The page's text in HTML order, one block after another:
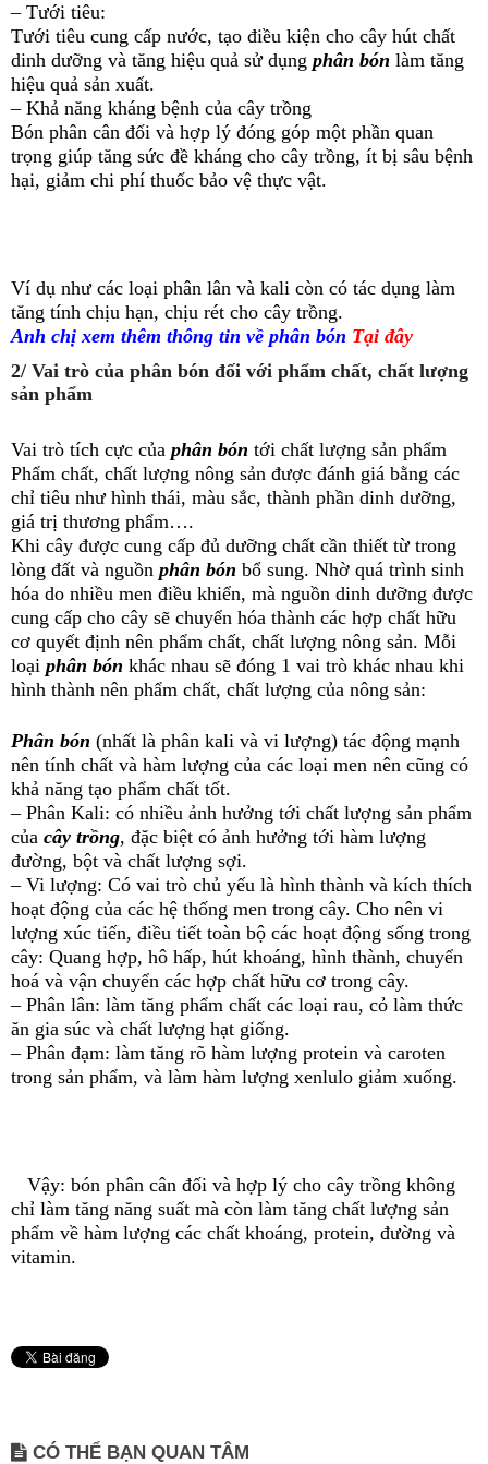
– Tưới tiêu:
Tưới tiêu cung cấp nước, tạo điều kiện cho cây hút chất
dinh dưỡng và tăng hiệu quả sử dụng phân bón làm tăng
hiệu quả sản xuất.
– Khả năng kháng bệnh của cây trồng
Bón phân cân đối và hợp lý đóng góp một phần quan
trọng giúp tăng sức đề kháng cho cây trồng, ít bị sâu bệnh
hại, giảm chi phí thuốc bảo vệ thực vật.
Ví dụ như các loại phân lân và kali còn có tác dụng làm
tăng tính chịu hạn, chịu rét cho cây trồng.
Anh chị xem thêm thông tin về phân bón Tại đây
2/ Vai trò của phân bón đối với phẩm chất, chất lượng
sản phẩm
Vai trò tích cực của phân bón tới chất lượng sản phẩm
Phẩm chất, chất lượng nông sản được đánh giá bằng các
chỉ tiêu như hình thái, màu sắc, thành phần dinh dưỡng,
giá trị thương phẩm….
Khi cây được cung cấp đủ dưỡng chất cần thiết từ trong
lòng đất và nguồn phân bón bổ sung. Nhờ quá trình sinh
hóa do nhiều men điều khiển, mà nguồn dinh dưỡng được
cung cấp cho cây sẽ chuyển hóa thành các hợp chất hữu
cơ quyết định nên phẩm chất, chất lượng nông sản. Mỗi
loại phân bón khác nhau sẽ đóng 1 vai trò khác nhau khi
hình thành nên phẩm chất, chất lượng của nông sản:
Phân bón (nhất là phân kali và vi lượng) tác động mạnh
nên tính chất và hàm lượng của các loại men nên cũng có
khả năng tạo phẩm chất tốt.
– Phân Kali: có nhiều ảnh hưởng tới chất lượng sản phẩm
của cây trồng, đặc biệt có ảnh hưởng tới hàm lượng
đường, bột và chất lượng sợi.
– Vi lượng: Có vai trò chủ yếu là hình thành và kích thích
hoạt động của các hệ thống men trong cây. Cho nên vi
lượng xúc tiến, điều tiết toàn bộ các hoạt động sống trong
cây: Quang hợp, hô hấp, hút khoáng, hình thành, chuyển
hoá và vận chuyển các hợp chất hữu cơ trong cây.
– Phân lân: làm tăng phẩm chất các loại rau, cỏ làm thức
ăn gia súc và chất lượng hạt giống.
– Phân đạm: làm tăng rõ hàm lượng protein và caroten
trong sản phẩm, và làm hàm lượng xenlulo giảm xuống.
Vậy: bón phân cân đối và hợp lý cho cây trồng không
chỉ làm tăng năng suất mà còn làm tăng chất lượng sản
phẩm về hàm lượng các chất khoáng, protein, đường và
vitamin.
CÓ THỂ BẠN QUAN TÂM